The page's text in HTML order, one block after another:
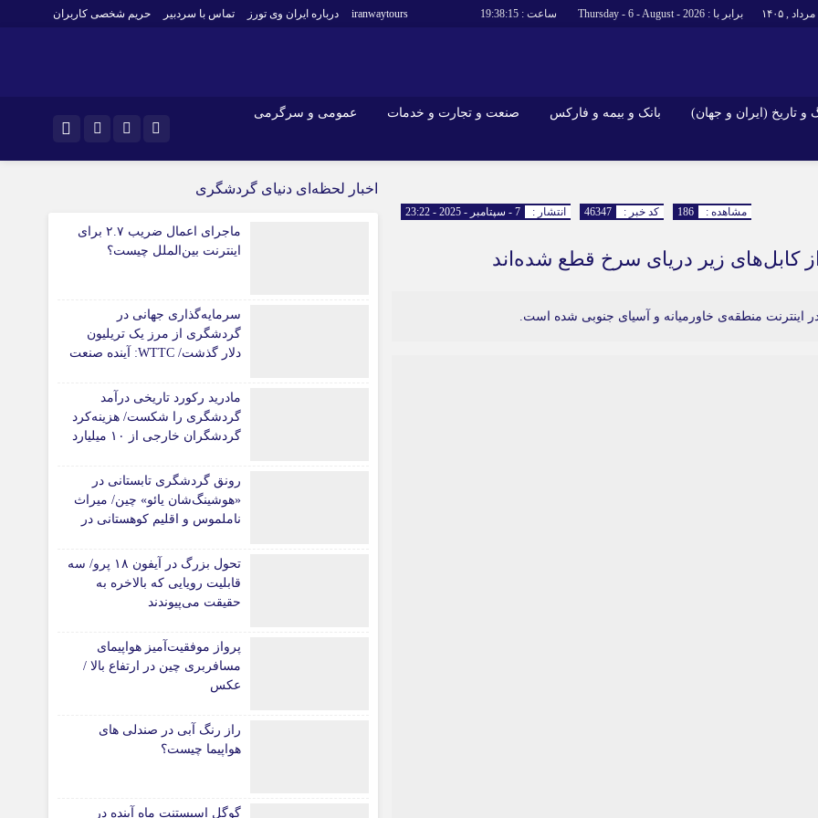
برابر با : Thursday - 6 - August - 2026 ساعت : 19:38:16
iranwaytours درباره ایران وی تورز تماس با سردبیر حریم شخصی کاربران
و تاریخ (ایران و جهان) بانک و بیمه و فارکس صنعت و تجارت و خدمات عمومی و سرگرمی
اینستاگرام
و هتل‌ها و
گزارش‌های خبری میراث فرهنگی
ارزدیجیتال
صنعت و تجارت و خدمات
اقتصاد گردشگری
انتشار : 7 - سپتامبر - 2025 - 23:22 کد خبر : 46347 مشاهده : 186
کابل‌های زیر دریای سرخ قطع شده‌اند
اینترنت منطقه‌ی خاورمیانه و آسیای جنوبی شده است.
اخبار لحظه‌ای دنیای گردشگری
ماجرای اعمال ضریب ۲.۷ برای
اینترنت بین‌الملل چیست؟
سرمایه‌گذاری جهانی در
گردشگری از مرز یک تریلیون
دلار گذشت/ WTTC: آینده صنعت
جهانی تضمین می‌شود
مادرید رکورد تاریخی درآمد
گردشگری را شکست/ هزینه‌کرد
گردشگران خارجی از ۱۰ میلیارد
رونق گردشگری تابستانی در
«هوشینگ‌شان یائو» چین/ میراث
ناملموس و اقلیم کوهستانی در
تحول بزرگ در آیفون ۱۸ پرو/ سه
قابلیت رویایی که بالاخره به
حقیقت می‌پیوندند
پرواز موفقیت‌آمیز هواپیمای
مسافربری چین در ارتفاع بالا /
عکس
راز رنگ آبی در صندلی های
هواپیما چیست؟
گوگل اسیستنت ماه آینده در